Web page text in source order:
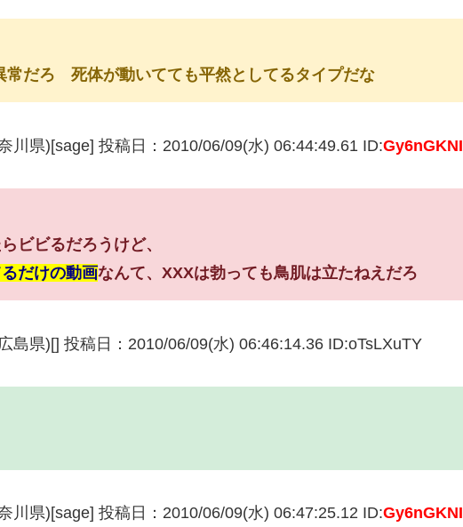
常だろ 死体が動いてても平然としてるタイプだな
川県)[sage] 投稿日：2010/06/09(水) 06:44:49.61 ID:Gy6nGKNI
ビビるだろうけど、
だけの動画なんて、XXXは勃っても鳥肌は立たねえだろ
島県)[] 投稿日：2010/06/09(水) 06:46:14.36 ID:oTsLXuTY
川県)[sage] 投稿日：2010/06/09(水) 06:47:25.12 ID:Gy6nGKNI